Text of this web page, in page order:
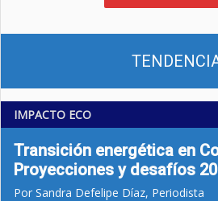
IMPACTO ECO
Transición energética en
Proyecciones y desafíos
Por Sandra Defelipe Díaz, Periodista